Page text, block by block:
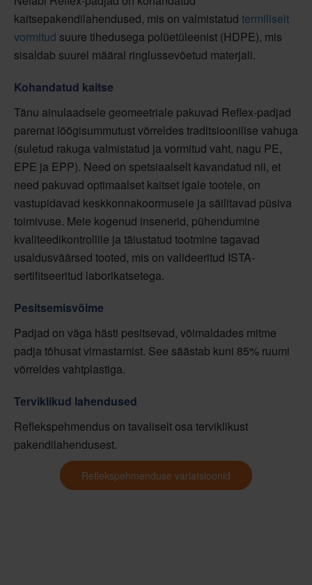
kaitsepakendilahendused, mis on valmistatud termiliselt
vormitud suure tihedusega polüetüleenist (HDPE), mis
sisaldab suurel määral ringlussevõetud materjali.
Kohandatud kaitse
Tänu ainulaadsele geomeetriale pakuvad Reflex-padjad
paremat löögisummutust võrreldes traditsioonilise vahuga
(suletud rakuga valmistatud ja vormitud vaht, nagu PE,
EPE ja EPP). Need on spetsiaalselt kavandatud nii, et
need pakuvad optimaalset kaitset igale tootele, on
vastupidavad keskkonnakoormusele ja säilitavad püsiva
toimivuse. Meie kogenud insenerid, pühendumine
kvaliteedikontrollile ja täiustatud tootmine tagavad
usaldusväärsed tooted, mis on valideeritud ISTA-
sertifitseeritud laborikatsetega.
Pesitsemisvõime
Padjad on väga hästi pesitsevad, võimaldades mitme
padja tõhusat virnastamist. See säästab kuni 85% ruumi
võrreldes vahtplastiga.
Terviklikud lahendused
Reflekspehmendus on tavaliselt osa terviklikust
pakendilahendusest.
Reflekspehmenduse variatsioonid